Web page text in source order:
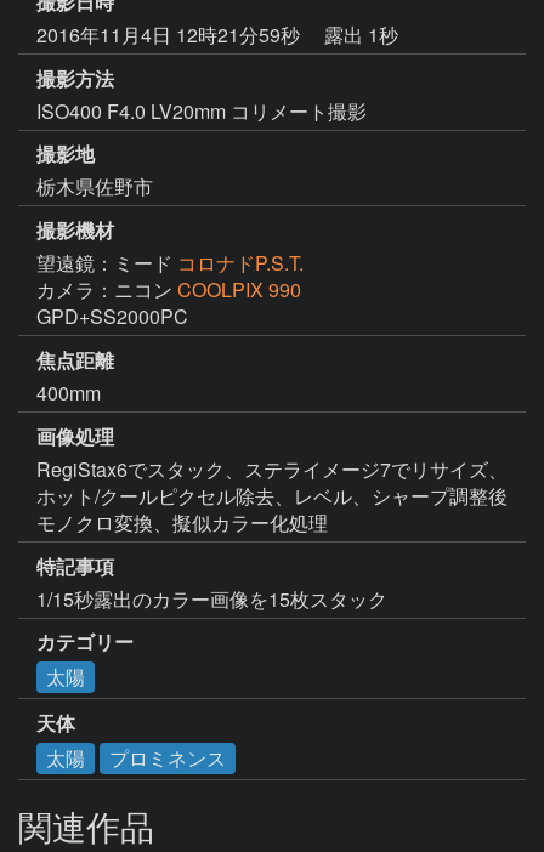
2016年11月4日 12時21分59秒
露出 1秒
撮影方法
ISO400 F4.0 LV20mm コリメート撮影
撮影地
栃木県佐野市
撮影機材
望遠鏡：ミード コロナドP.S.T.
カメラ：ニコン COOLPIX 990
GPD+SS2000PC
焦点距離
400mm
画像処理
RegiStax6でスタック、ステライメージ7でリサイズ、
ホット/クールピクセル除去、レベル、シャープ調整後
モノクロ変換、擬似カラー化処理
特記事項
1/15秒露出のカラー画像を15枚スタック
カテゴリー
太陽
天体
太陽
プロミネンス
関連作品